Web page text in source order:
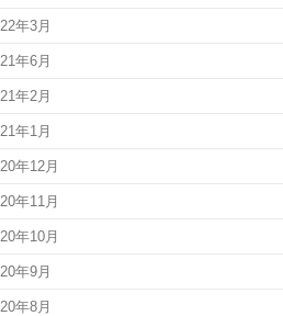
年3月
年6月
年2月
年1月
年12月
年11月
年10月
年9月
年8月